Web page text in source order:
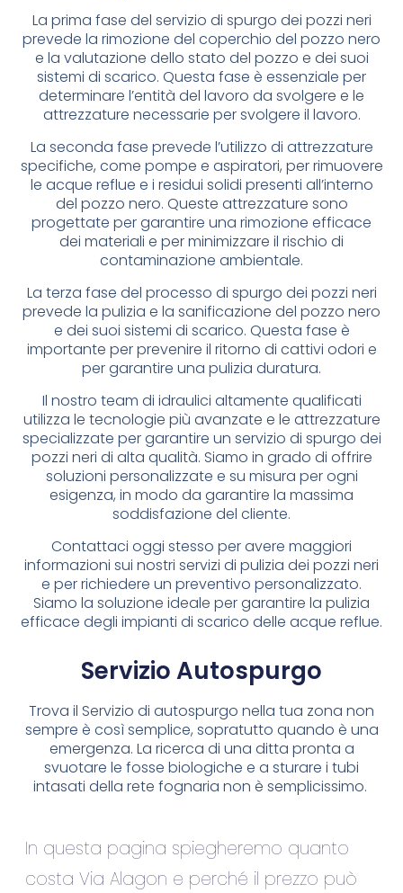
La prima fase del servizio di spurgo dei pozzi neri
prevede la rimozione del coperchio del pozzo nero
e la valutazione dello stato del pozzo e dei suoi
sistemi di scarico. Questa fase è essenziale per
determinare l’entità del lavoro da svolgere e le
attrezzature necessarie per svolgere il lavoro.
La seconda fase prevede l’utilizzo di attrezzature
specifiche, come pompe e aspiratori, per rimuovere
le acque reflue e i residui solidi presenti all’interno
del pozzo nero. Queste attrezzature sono
progettate per garantire una rimozione efficace
dei materiali e per minimizzare il rischio di
contaminazione ambientale.
La terza fase del processo di spurgo dei pozzi neri
prevede la pulizia e la sanificazione del pozzo nero
e dei suoi sistemi di scarico. Questa fase è
importante per prevenire il ritorno di cattivi odori e
per garantire una pulizia duratura.
Il nostro team di idraulici altamente qualificati
utilizza le tecnologie più avanzate e le attrezzature
specializzate per garantire un servizio di spurgo dei
pozzi neri di alta qualità. Siamo in grado di offrire
soluzioni personalizzate e su misura per ogni
esigenza, in modo da garantire la massima
soddisfazione del cliente.
Contattaci oggi stesso per avere maggiori
informazioni sui nostri servizi di pulizia dei pozzi neri
e per richiedere un preventivo personalizzato.
Siamo la soluzione ideale per garantire la pulizia
efficace degli impianti di scarico delle acque reflue.
Servizio Autospurgo
Trova il Servizio di autospurgo nella tua zona non
sempre è così semplice, sopratutto quando è una
emergenza. La ricerca di una ditta pronta a
svuotare le fosse biologiche e a sturare i tubi
intasati della rete fognaria non è semplicissimo.
In questa pagina spiegheremo quanto
costa Via Alagon e perché il prezzo può